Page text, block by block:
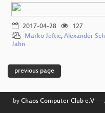
2017-04-28
127
Marko Jeftic, Alexander
Jahn
previous page
by Chaos Computer Club e.V––